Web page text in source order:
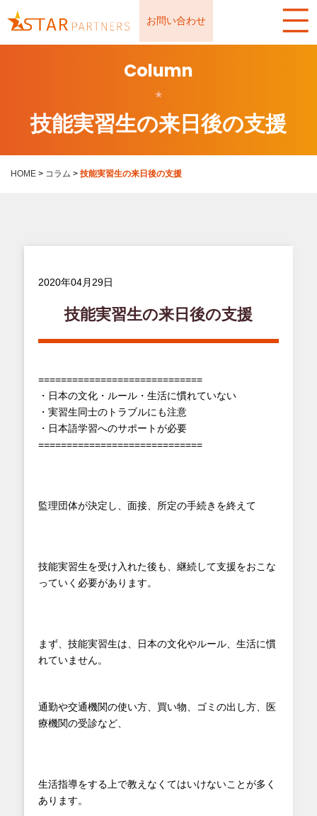
お問い合わせ
Column
★
技能実習生の来日後の支援
HOME > コラム > 技能実習生の来日後の支援
2020年04月29日
技能実習生の来日後の支援
=============================
・日本の文化・ルール・生活に慣れていない
・実習生同士のトラブルにも注意
・日本語学習へのサポートが必要
=============================
監理団体が決定し、面接、所定の手続きを終えて
技能実習生を受け入れた後も、継続して支援をおこな
っていく必要があります。
まず、技能実習生は、日本の文化やルール、生活に慣
れていません。
通勤や交通機関の使い方、買い物、ゴミの出し方、医
療機関の受診など、
生活指導をする上で教えなくてはいけないことが多く
あります。